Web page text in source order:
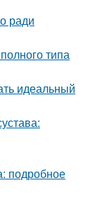
ради
типа
идеальный
подробное